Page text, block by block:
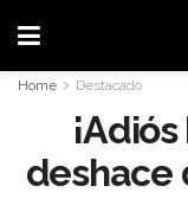
Home Destacado
deshace